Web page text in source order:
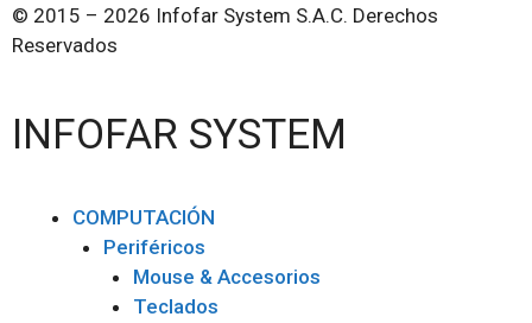
© 2015 – 2026 Infofar System S.A.C. Derechos
Reservados
INFOFAR SYSTEM
COMPUTACIÓN
Periféricos
Mouse & Accesorios
Teclados